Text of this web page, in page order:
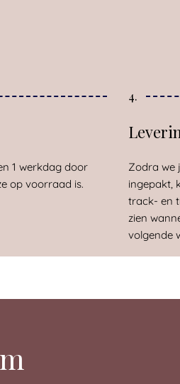
1 werkdag door
op voorraad is.
4.
Zodra we
ingepakt,
track- en
zien
volgende